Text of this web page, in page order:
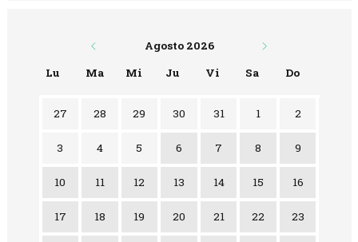
Agosto 2026
Lu
Ma Mi Ju Vi Sa Do
No hay ninguna actividad este mes
27 28 29 30 31 1 2
3 4 5 6 7 8 9
10 11 12 13 14 15 16
17 18 19 20 21 22 23